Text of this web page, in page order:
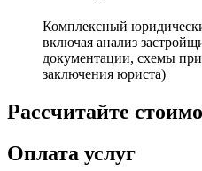
Комплексный
включая анализ
документации, схемы
заключения юриста)
Рассчитайте
Оплата услуг